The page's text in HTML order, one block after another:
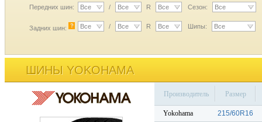
Передних шин: Все / Все R Все Сезон: Все
Задних шин: ? Все / Все R Все Шипы: Все
ШИНЫ YOKOHAMA
Производитель Размер
Yokohama
215/60R16